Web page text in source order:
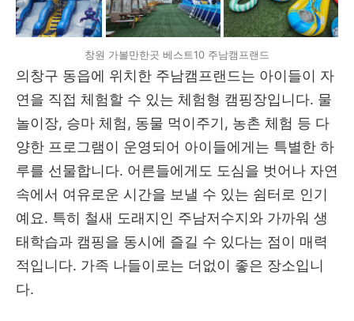
창원 가볼만한곳 베스트10 주남캠프랜드
의창구 동읍에 위치한 주남캠프랜드는 아이들이 자
연을 직접 체험할 수 있는 체험형 캠핑장입니다. 물
놀이장, 승마 체험, 동물 먹이주기, 농촌 체험 등 다
양한 프로그램이 운영되어 아이들에게는 특별한 하
루를 선물합니다. 어른들에게도 도심을 벗어나 자연
속에서 여유로운 시간을 보낼 수 있는 쉼터로 인기
예요. 특히 철새 도래지인 주남저수지와 가까워 생
태학습과 캠핑을 동시에 즐길 수 있다는 점이 매력
적입니다. 가족 나들이로는 더없이 좋은 장소입니
다.